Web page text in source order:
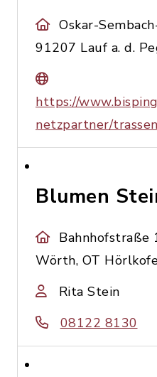
Oskar-
91207 Lauf a. d.
https://
netzpartner/
Blumen
Bahnhofstraße
Wörth, OT
Rita Stein
08122 8130